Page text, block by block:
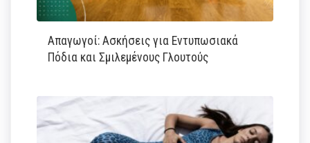
Απαγωγοί: Ασκήσεις για Εντυπωσιακά
Πόδια και Σμιλεμένους Γλουτούς